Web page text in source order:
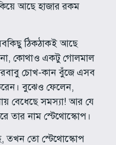
আছে হাজার রকম
ঠিকঠাকই আছে
কোথাও একটু গোলমাল
চোখ-কান বুঁজে এসব
বুঝেও ফেলেন,
বেধেছে সমস্যা! আর যে
তার নাম স্টেথোস্কোপ।
তখন তো স্টেথোস্কোপ